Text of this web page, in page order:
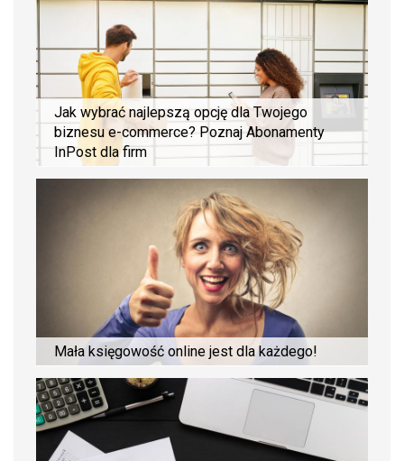
Jak wybrać najlepszą opcję dla Twojego
biznesu e-commerce? Poznaj Abonamenty
InPost dla firm
Mała księgowość online jest dla każdego!